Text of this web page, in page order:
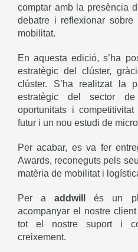
comptar amb la presència
debatre i reflexionar
mobilitat.
En aquesta edició, s’ha
estratègic del clúster,
clúster. S’ha realitzat la
estratègic del sector
oportunitats i
futur i un nou estudi de
Per acabar, es va fer
Awards, reconeguts pels
matèria de mobilitat i
Per aaddwill
és un
acompanyar el nostre
tot el nostre suport i
creixement.